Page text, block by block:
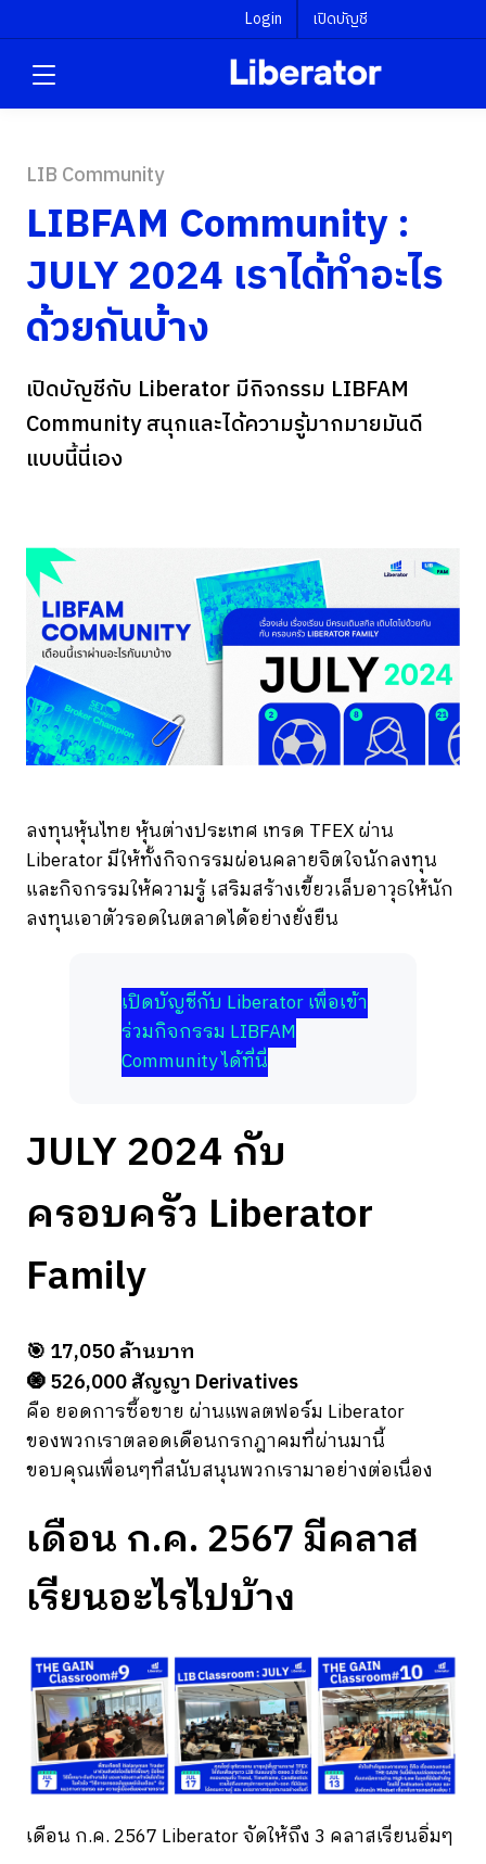
Login เปิดบัญชี
LIB Community
LIBFAM Community :
JULY 2024 เราได้ทำอะไร
ด้วยกันบ้าง
เปิดบัญชีกับ Liberator มีกิจกรรม LIBFAM
Community สนุกและได้ความรู้มากมายมันดี
แบบนี้นี่เอง
ลงทุนหุ้นไทย หุ้นต่างประเทศ เทรด TFEX ผ่าน
Liberator มีให้ทั้งกิจกรรมผ่อนคลายจิตใจนักลงทุน
และกิจกรรมให้ความรู้ เสริมสร้างเขี้ยวเล็บอาวุธให้นัก
ลงทุนเอาตัวรอดในตลาดได้อย่างยั่งยืน
เปิดบัญชีกับ Liberator เพื่อเข้า
ร่วมกิจกรรม LIBFAM
Community ได้ที่นี่
JULY 2024 กับ
ครอบครัว Liberator
Family
🎯 17,050 ล้านบาท
🧿 526,000 สัญญา Derivatives
คือ ยอดการซื้อขาย ผ่านแพลตฟอร์ม Liberator
ของพวกเราตลอดเดือนกรกฎาคมที่ผ่านมานี้
ขอบคุณเพื่อนๆที่สนับสนุนพวกเรามาอย่างต่อเนื่อง
เดือน ก.ค. 2567 มีคลาส
เรียนอะไรไปบ้าง
เดือน ก.ค. 2567 Liberator จัดให้ถึง 3 คลาสเรียนอิ่มๆ